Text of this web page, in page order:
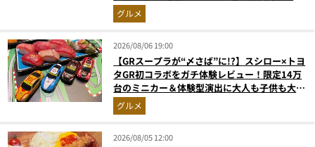
ちゃら
グルメ
2026/08/06 19:00
【GRスープラが“〆さば”に!?】スシロー×トヨ
タGR初コラボをガチ体験レビュー！限定14万
台のミニカー＆体験型演出に大人も子供も大興
奮間違いなし
グルメ
2026/08/05 12:00